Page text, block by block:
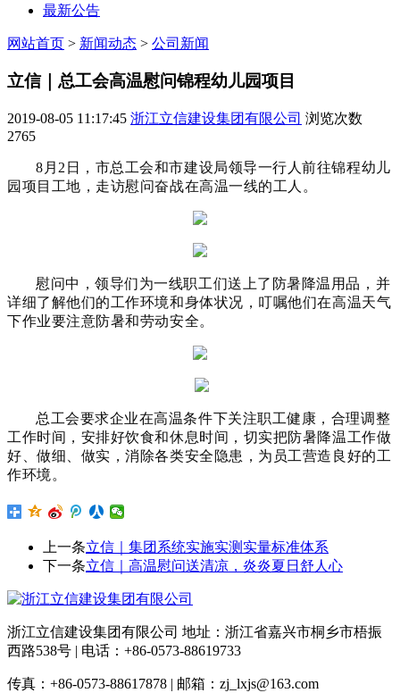
最新公告
网站首页 > 新闻动态 > 公司新闻
立信｜总工会高温慰问锦程幼儿园项目
2019-08-05 11:17:45 浙江立信建设集团有限公司 浏览次数
2765
8月2日， 市总工会和市建设局领导一行人前往锦程幼儿
园项目工地， 走访慰问奋战在高温一线的工人。
慰问中，领导们为一线职工们送上了防暑降温用品，并
详细了解他们的工作环境和身体状况，叮嘱他们在高温天气
下作业要注意防暑和劳动安全。
总工会要求企业在高温条件下关注职工健康，合理调整
工作时间，安排好饮食和休息时间，切实把防暑降温工作做
好、做细、做实，消除各类安全隐患，为员工营造良好的工
作环境。
上一条立信｜集团系统实施实测实量标准体系
下一条立信｜高温慰问送清凉，炎炎夏日舒人心
浙江立信建设集团有限公司 地址：浙江省嘉兴市桐乡市梧振
西路538号 | 电话：+86-0573-88619733
传真：+86-0573-88617878 | 邮箱：zj_lxjs@163.com